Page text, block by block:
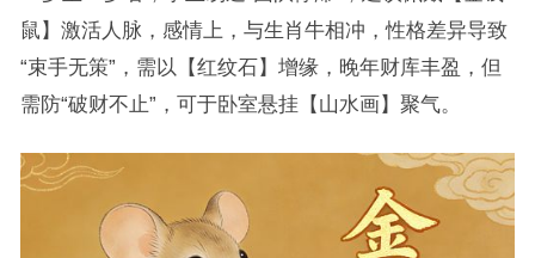
鼠】激活人脉，感情上，与生肖牛相冲，性格差异导致
“束手无策”，需以【红纹石】增缘，晚年财库丰盈，但
需防“破财不止”，可于卧室悬挂【山水画】聚气。